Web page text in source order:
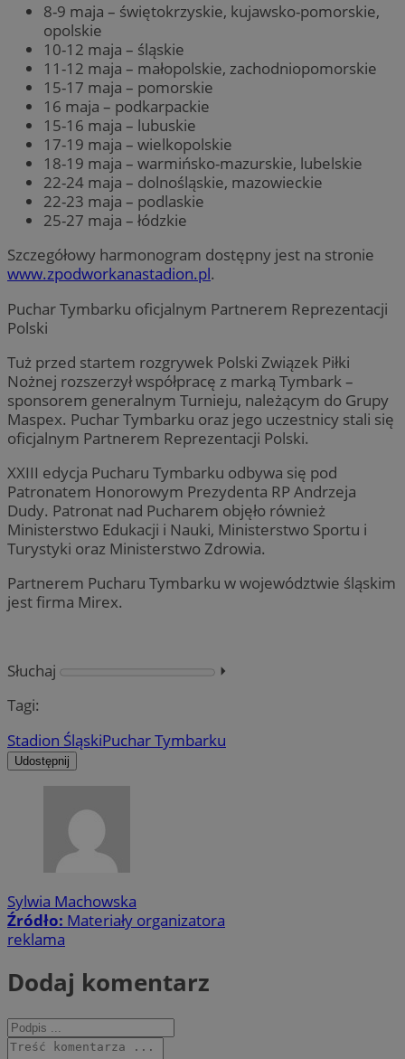
8-9 maja – świętokrzyskie, kujawsko-pomorskie,
opolskie
10-12 maja – śląskie
11-12 maja – małopolskie, zachodniopomorskie
15-17 maja – pomorskie
16 maja – podkarpackie
15-16 maja – lubuskie
17-19 maja – wielkopolskie
18-19 maja – warmińsko-mazurskie, lubelskie
22-24 maja – dolnośląskie, mazowieckie
22-23 maja – podlaskie
25-27 maja – łódzkie
Szczegółowy harmonogram dostępny jest na stronie
www.zpodworkanastadion.pl.
Puchar Tymbarku oficjalnym Partnerem Reprezentacji
Polski
Tuż przed startem rozgrywek Polski Związek Piłki
Nożnej rozszerzył współpracę z marką Tymbark –
sponsorem generalnym Turnieju, należącym do Grupy
Maspex. Puchar Tymbarku oraz jego uczestnicy stali się
oficjalnym Partnerem Reprezentacji Polski.
XXIII edycja Pucharu Tymbarku odbywa się pod
Patronatem Honorowym Prezydenta RP Andrzeja
Dudy. Patronat nad Pucharem objęło również
Ministerstwo Edukacji i Nauki, Ministerstwo Sportu i
Turystyki oraz Ministerstwo Zdrowia.
Partnerem Pucharu Tymbarku w województwie śląskim
jest firma Mirex.
Słuchaj
⏵︎
Tagi:
Stadion ŚląskiPuchar Tymbarku
Udostępnij
Sylwia Machowska
Źródło: Materiały organizatora
reklama
Dodaj komentarz